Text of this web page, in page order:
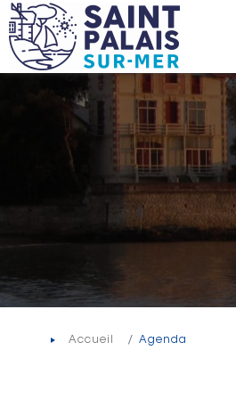
Panneau de gestion des cookies
Accueil Agenda